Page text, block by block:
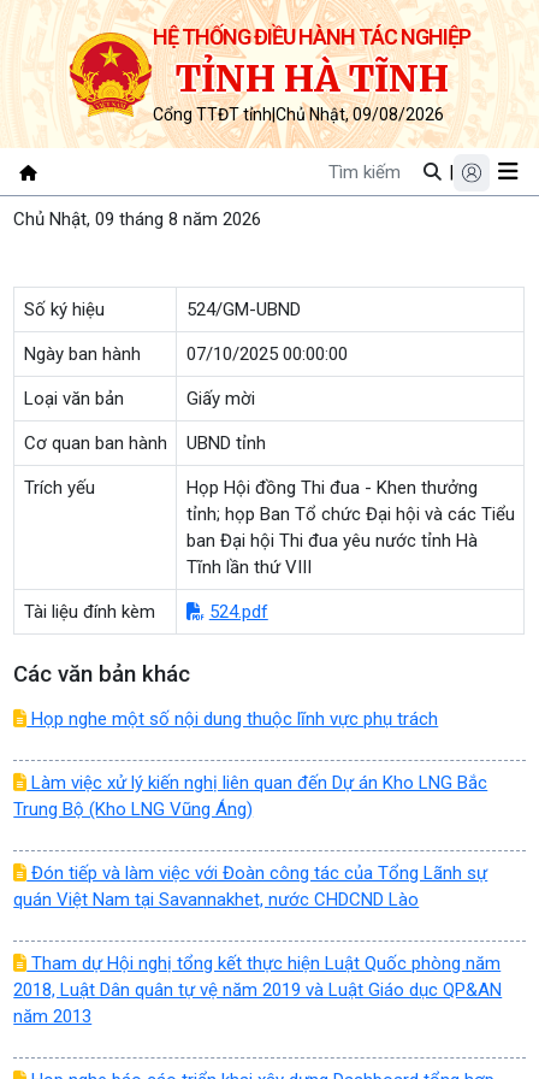
HỆ THỐNG ĐIỀU HÀNH TÁC NGHIỆP
TỈNH HÀ TĨNH
Cổng TTĐT tỉnh|Chủ Nhật, 09/08/2026
|
Chủ Nhật, 09 tháng 8 năm 2026
Số ký hiệu 524/GM-UBND
Ngày ban hành 07/10/2025 00:00:00
Loại văn bản Giấy mời
Cơ quan ban hành UBND tỉnh
Trích yếu
Họp Hội đồng Thi đua - Khen thưởng
tỉnh; họp Ban Tổ chức Đại hội và các Tiểu
ban Đại hội Thi đua yêu nước tỉnh Hà
Tĩnh lần thứ VIII
Tài liệu đính kèm 524.pdf
Các văn bản khác
Họp nghe một số nội dung thuộc lĩnh vực phụ trách
Làm việc xử lý kiến nghị liên quan đến Dự án Kho LNG Bắc
Trung Bộ (Kho LNG Vũng Áng)
Đón tiếp và làm việc với Đoàn công tác của Tổng Lãnh sự
quán Việt Nam tại Savannakhet, nước CHDCND Lào
Tham dự Hội nghị tổng kết thực hiện Luật Quốc phòng năm
2018, Luật Dân quân tự vệ năm 2019 và Luật Giáo dục QP&AN
năm 2013